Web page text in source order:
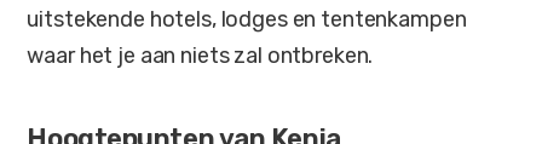
uitstekende hotels, lodges en tentenkampen
waar het je aan niets zal ontbreken.